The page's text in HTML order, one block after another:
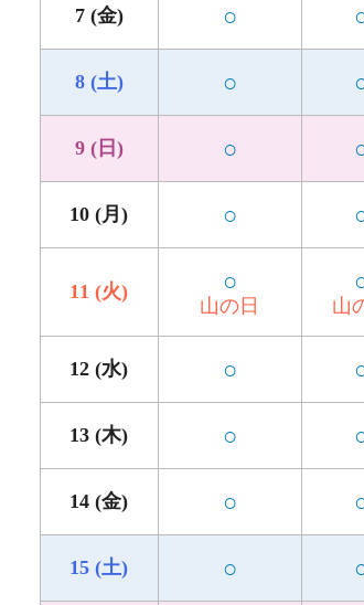
7 (金) ○
8 (土) ○
9 (日) ○
10 (月) ○
11 (火) ○
山の日 山
12 (水) ○
13 (木) ○
14 (金) ○
15 (土) ○